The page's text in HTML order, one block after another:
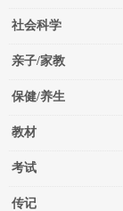
社会科学
亲子/家教
保健/养生
教材
考试
传记